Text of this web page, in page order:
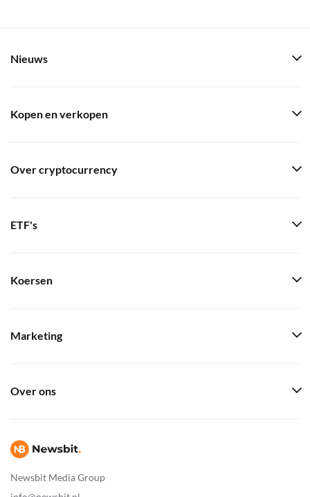
Newsbit Media Group
Nieuws
Kopen en verkopen
Over cryptocurrency
ETF's
Koersen
Marketing
Over ons